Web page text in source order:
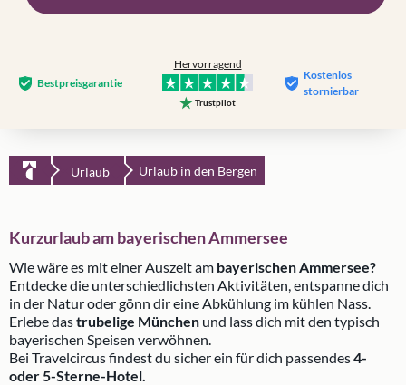
Bestpreis­garantie
Hervorragend
Trustpilot
Kostenlos
stornierbar
Urlaub Urlaub in den Bergen
Kurzurlaub am bayerischen Ammersee
Wie wäre es mit einer Auszeit am bayerischen Ammersee?
Entdecke die unterschiedlichsten Aktivitäten, entspanne dich
in der Natur oder gönn dir eine Abkühlung im kühlen Nass.
Erlebe dastrubelige München und lass dich mit den typisch
bayerischen Speisen verwöhnen.
Bei Travelcircus findest du sicher ein für dich passendes4-
oder 5-Sterne-Hotel.